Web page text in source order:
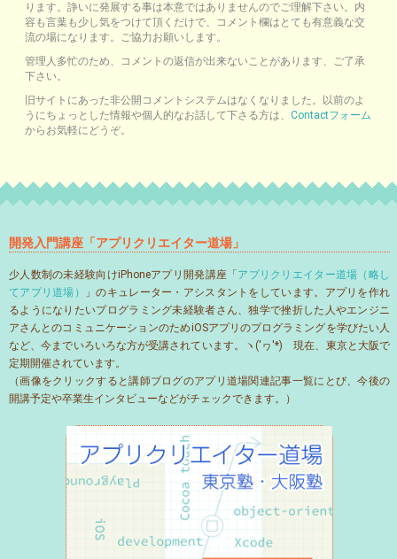
ります。諍いに発展する事は本意ではありませんのでご理解下さい。内
容も言葉も少し気をつけて頂くだけで、コメント欄はとても有意義な交
流の場になります。ご協力お願いします。
管理人多忙のため、コメントの返信が出来ないことがあります、ご了承
下さい。
旧サイトにあった非公開コメントシステムはなくなりました。以前のよ
うにちょっとした情報や個人的なお話して下さる方は、 Contactフォーム
からお気軽にどうぞ。
開発入門講座「アプリクリエイター道場」
少人数制の未経験向けiPhoneアプリ開発講座「 アプリクリエイター道場（略し
てアプリ道場）
」のキュレーター・アシスタントをしています。アプリを作れ
るようになりたいプログラミング未経験者さん、独学で挫折した人やエンジニ
アさんとのコミュニケーションのためiOSアプリのプログラミングを学びたい人
など、今までいろいろな方が受講されています。ヽ('ヮ'*)ゝ現在、東京と大阪で
定期開催されています。
（画像をクリックすると講師ブログのアプリ道場関連記事一覧にとび、今後の
開講予定や卒業生インタビューなどがチェックできます。）